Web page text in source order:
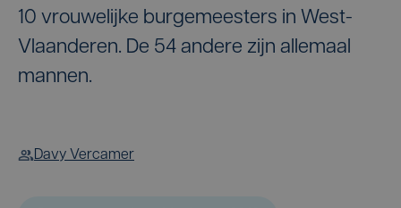
10 vrouwelijke burgemeesters in West-
Vlaanderen. De 54 andere zijn allemaal
mannen.
Davy Vercamer